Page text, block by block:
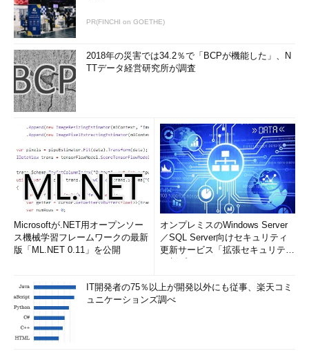
最後に［フィルタを作成
フィルタのインポートが始まる。
Gmailにフィルタをインポートする（2/4）
PR(FINCHI on GOETHE)
2018年の災害では34.2％で「BCPが機能した」、N
TTデータ経営研究所が調査
Microsoftが.NET用オープンソー
ス機械学習フレームワークの最新
版「ML.NET 0.11」を公開
オンプレミスのWindows Server
／SQL Server向けセキュリティ
更新サービス「拡張セキュリティ
IT開発者の75％以上が開発以外にも従事、楽天コミ
ュニケーションズ調べ